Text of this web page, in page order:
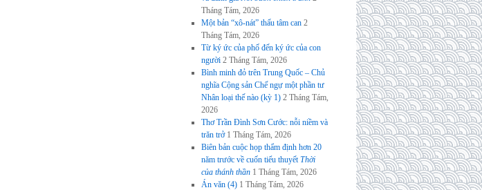
Tháng Tám, 2026
Một bản “xô-nát” thấu tâm can 2
Tháng Tám, 2026
Từ ký ức của phố đến ký ức của con
người 2 Tháng Tám, 2026
Bình minh đỏ trên Trung Quốc – Chủ
nghĩa Cộng sản Chế ngự một phần tư
Nhân loại thế nào (kỳ 1) 2 Tháng Tám,
2026
Thơ Trần Đình Sơn Cước: nỗi niềm và
trăn trở 1 Tháng Tám, 2026
Biên bản cuộc họp thẩm định hơn 20
năm trước về cuốn tiểu thuyếtThời
của thánh thần 1 Tháng Tám, 2026
Án văn (4) 1 Tháng Tám, 2026